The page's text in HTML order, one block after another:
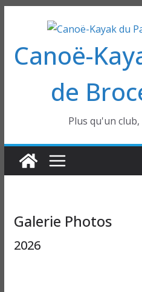
contenu
Canoë-
de
Plus qu'un
Galerie Photos
2026